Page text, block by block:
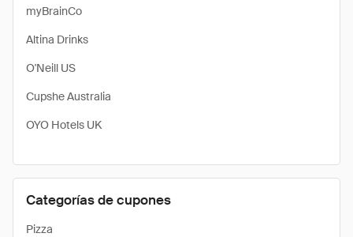
myBrainCo
Altina Drinks
O'Neill US
Cupshe Australia
OYO Hotels UK
Categorías de cupones
Pizza